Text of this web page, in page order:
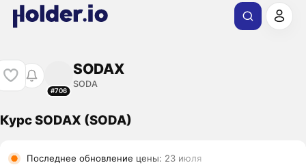
#706
SODAX
SODA
Курс SODAX (SODA)
Последнее обновление цены: 23 июля